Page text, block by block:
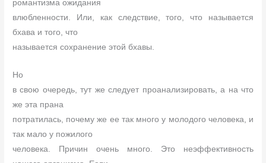
романтизма ожидания
влюбленности. Или, как следствие, того, что называется
бхава и того, что
называется сохранение этой бхавы.
Но
в свою очередь, тут же следует проанализировать, а на что
же эта прана
потратилась, почему же ее так много у молодого человека, и
так мало у пожилого
человека. Причин очень много. Это неэффективность